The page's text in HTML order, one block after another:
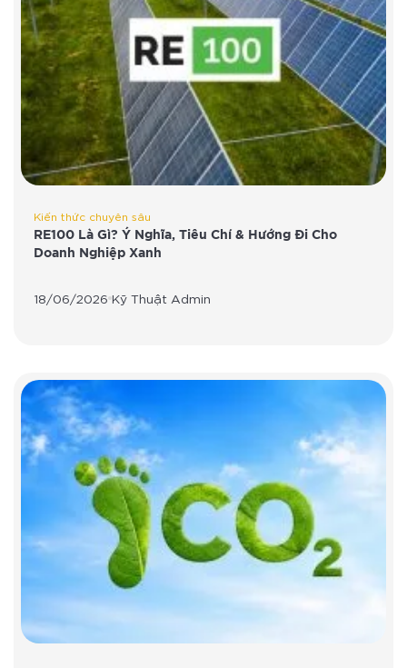
Kiến thức chuyên sâu
RE100 Là Gì? Ý Nghĩa, Tiêu Chí & Hướng Đi Cho
Doanh Nghiệp Xanh
18/06/2026 Kỹ Thuật Admin